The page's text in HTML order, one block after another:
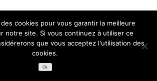
cookies pour vous garantir la meilleure
notre site. Si vous continuez à utiliser ce
que vous acceptez l'utilisation des
cookies.
Ok